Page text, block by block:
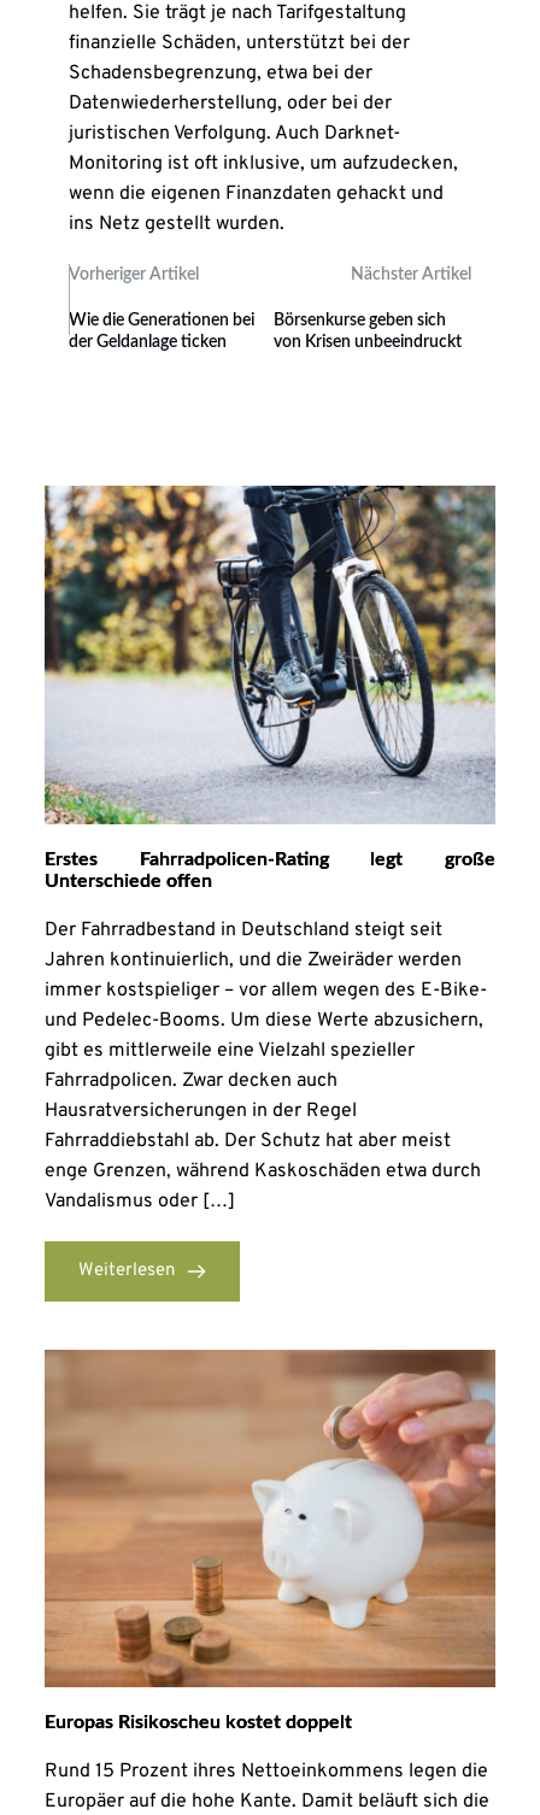
helfen. Sie trägt je nach Tarifgestaltung
finanzielle Schäden, unterstützt bei der
Schadensbegrenzung, etwa bei der
Datenwiederherstellung, oder bei der
juristischen Verfolgung. Auch Darknet-
Monitoring ist oft inklusive, um aufzudecken,
wenn die eigenen Finanzdaten gehackt und
ins Netz gestellt wurden.
Vorheriger Artikel Nächster Artikel
Wie die Generationen bei
der Geldanlage ticken
Börsenkurse geben sich
von Krisen unbeeindruckt
Erstes Fahrradpolicen-Rating legt große
Unterschiede offen
Der Fahrradbestand in Deutschland steigt seit
Jahren kontinuierlich, und die Zweiräder werden
immer kostspieliger – vor allem wegen des E-Bike-
und Pedelec-Booms. Um diese Werte abzusichern,
gibt es mittlerweile eine Vielzahl spezieller
Fahrradpolicen. Zwar decken auch
Hausratversicherungen in der Regel
Fahrraddiebstahl ab. Der Schutz hat aber meist
enge Grenzen, während Kaskoschäden etwa durch
Vandalismus oder […]
Weiterlesen
Europas Risikoscheu kostet doppelt
Rund 15 Prozent ihres Nettoeinkommens legen die
Europäer auf die hohe Kante. Damit beläuft sich die